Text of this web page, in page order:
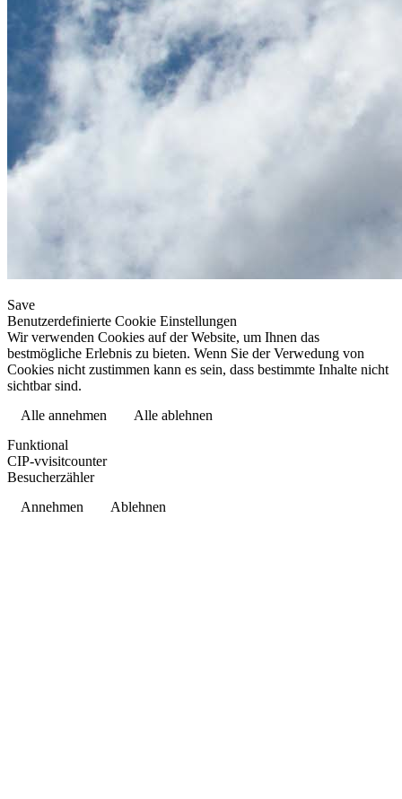
Save
Benutzerdefinierte Cookie Einstellungen
Wir verwenden Cookies auf der Website, um Ihnen das
bestmögliche Erlebnis zu bieten. Wenn Sie der Verwedung von
Cookies nicht zustimmen kann es sein, dass bestimmte Inhalte nicht
sichtbar sind.
Alle annehmen
Alle ablehnen
Funktional
CIP-vvisitcounter
Besucherzähler
Annehmen
Ablehnen